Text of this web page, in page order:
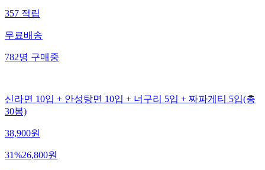
357적립
무료배송
782명구매중
신라면 10입 + 안성탕면 10입 + 너구리 5입 + 짜파게티 5입(총
30봉)
38,900원
31%26,800원